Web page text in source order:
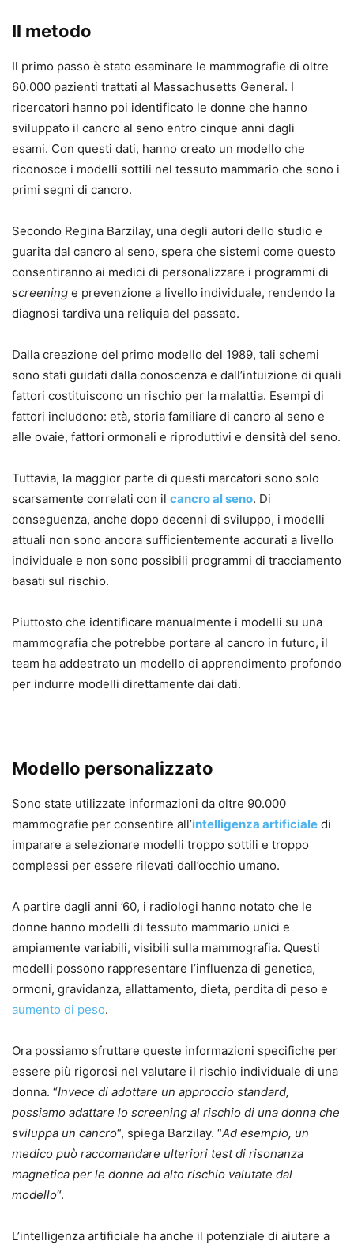
Il metodo
Il primo passo è stato esaminare le mammografie di oltre
60.000 pazienti trattati al Massachusetts General. I
ricercatori hanno poi identificato le donne che hanno
sviluppato il cancro al seno entro cinque anni dagli
esami. Con questi dati, hanno creato un modello che
riconosce i modelli sottili nel tessuto mammario che sono i
primi segni di cancro.
Secondo Regina Barzilay, una degli autori dello studio e
guarita dal cancro al seno, spera che sistemi come questo
consentiranno ai medici di personalizzare i programmi di
screening e prevenzione a livello individuale, rendendo la
diagnosi tardiva una reliquia del passato.
Dalla creazione del primo modello del 1989, tali schemi
sono stati guidati dalla conoscenza e dall’intuizione di quali
fattori costituiscono un rischio per la malattia. Esempi di
fattori includono: età, storia familiare di cancro al seno e
alle ovaie, fattori ormonali e riproduttivi e densità del seno.
Tuttavia, la maggior parte di questi marcatori sono solo
scarsamente correlati con il cancro al seno. Di
conseguenza, anche dopo decenni di sviluppo, i modelli
attuali non sono ancora sufficientemente accurati a livello
individuale e non sono possibili programmi di tracciamento
basati sul rischio.
Piuttosto che identificare manualmente i modelli su una
mammografia che potrebbe portare al cancro in futuro, il
team ha addestrato un modello di apprendimento profondo
per indurre modelli direttamente dai dati.
Modello personalizzato
Sono state utilizzate informazioni da oltre 90.000
mammografie per consentire all’intelligenza artificiale di
imparare a selezionare modelli troppo sottili e troppo
complessi per essere rilevati dall’occhio umano.
A partire dagli anni ’60, i radiologi hanno notato che le
donne hanno modelli di tessuto mammario unici e
ampiamente variabili, visibili sulla mammografia. Questi
modelli possono rappresentare l’influenza di genetica,
ormoni, gravidanza, allattamento, dieta, perdita di peso e
aumento di peso.
Ora possiamo sfruttare queste informazioni specifiche per
essere più rigorosi nel valutare il rischio individuale di una
donna. “Invece di adottare un approccio standard,
possiamo adattare lo screening al rischio di una donna che
sviluppa un cancro“, spiega Barzilay. “Ad esempio, un
medico può raccomandare ulteriori test di risonanza
magnetica per le donne ad alto rischio valutate dal
modello“.
L’intelligenza artificiale ha anche il potenziale di aiutare a